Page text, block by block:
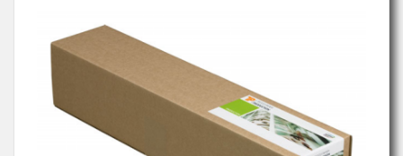
the
images
gallery